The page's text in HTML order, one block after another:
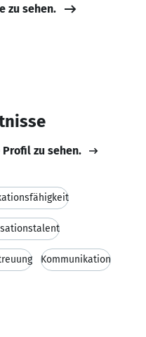
zu sehen.
Profil zu sehen.
Kommunikation